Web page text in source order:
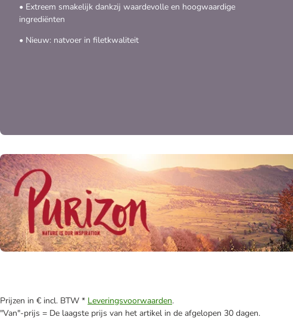
• Extreem smakelijk dankzij waardevolle en hoogwaardige
ingrediënten
• Nieuw: natvoer in filetkwaliteit
Prijzen in € incl. BTW * Leveringsvoorwaarden.
"Van"-prijs = De laagste prijs van het artikel in de afgelopen 30 dagen.